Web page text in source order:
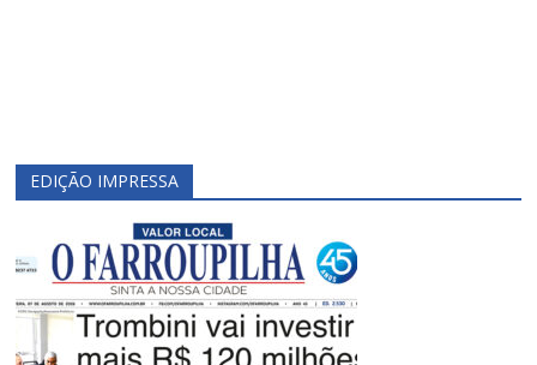
EDIÇÃO IMPRESSA